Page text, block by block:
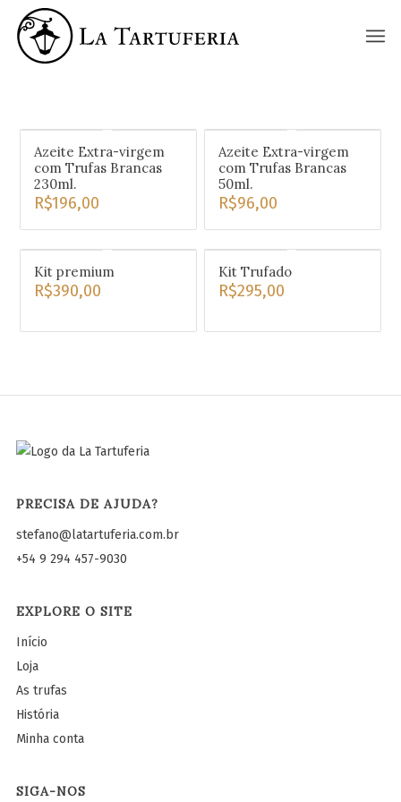
Azeite Extra-virgem
com Trufas Brancas
230ml.
R$196,00
Azeite Extra-virgem
com Trufas Brancas
50ml.
R$96,00
Kit premium
R$390,00
Kit Trufado
R$295,00
PRECISA DE AJUDA?
stefano@latartuferia.com.br
+54 9 294 457-9030
EXPLORE O SITE
Início
Loja
As trufas
História
Minha conta
SIGA-NOS